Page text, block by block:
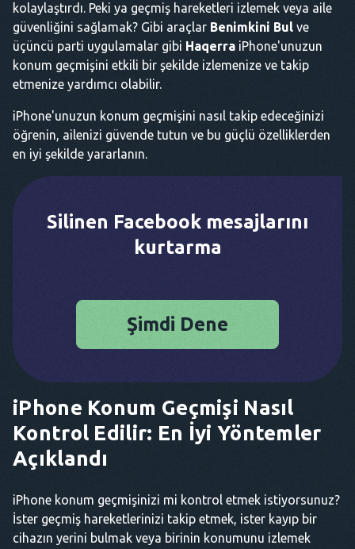
kolaylaştırdı. Peki ya geçmiş hareketleri izlemek veya aile
güvenliğini sağlamak? Gibi araçlar Benimkini Bul ve
üçüncü parti uygulamalar gibi Haqerra iPhone'unuzun
konum geçmişini etkili bir şekilde izlemenize ve takip
etmenize yardımcı olabilir.
iPhone'unuzun konum geçmişini nasıl takip edeceğinizi
öğrenin, ailenizi güvende tutun ve bu güçlü özelliklerden
en iyi şekilde yararlanın.
Silinen Facebook mesajlarını
kurtarma
Şimdi Dene
iPhone Konum Geçmişi Nasıl
Kontrol Edilir: En İyi Yöntemler
Açıklandı
iPhone konum geçmişinizi mi kontrol etmek istiyorsunuz?
İster geçmiş hareketlerinizi takip etmek, ister kayıp bir
cihazın yerini bulmak veya birinin konumunu izlemek